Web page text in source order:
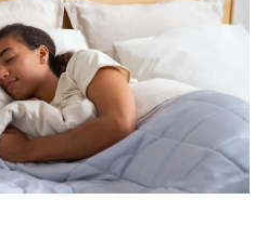
Hakkari
Hatay
Isparta
Mersin